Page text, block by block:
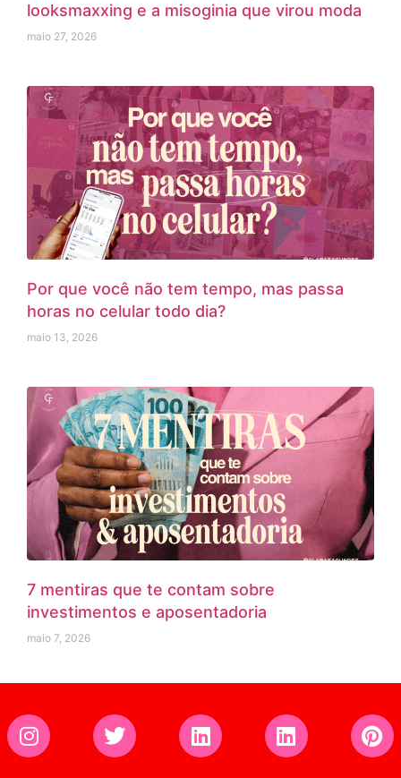
looksmaxxing e a misoginia que virou moda
maio 27, 2026
Por que você não tem tempo, mas passa
horas no celular todo dia?
maio 13, 2026
7 mentiras que te contam sobre
investimentos e aposentadoria
maio 7, 2026